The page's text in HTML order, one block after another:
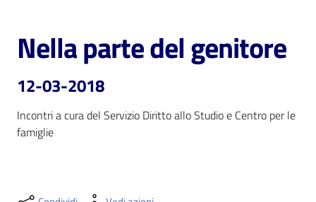
Cosa
puoi
fare
Salta al contenuto
Nella parte del genitore
12-03-2018
Incontri a cura del Servizio Diritto allo Studio e Centro per le
famiglie